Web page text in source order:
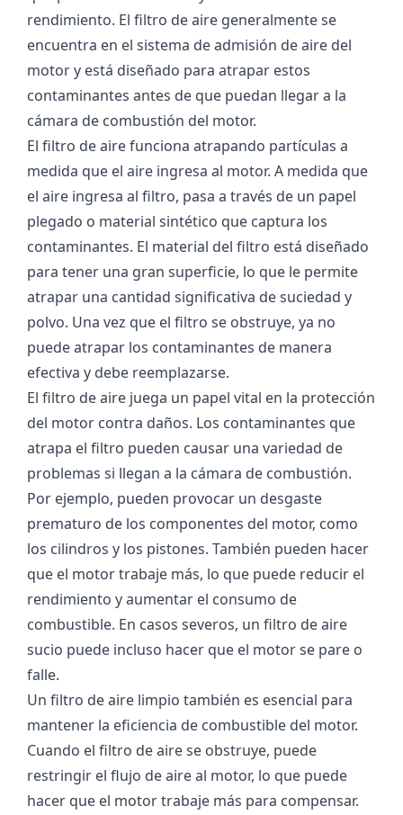
rendimiento. El filtro de aire generalmente se
encuentra en el sistema de admisión de aire del
motor y está diseñado para atrapar estos
contaminantes antes de que puedan llegar a la
cámara de combustión del motor.
El filtro de aire funciona atrapando partículas a
medida que el aire ingresa al motor. A medida que
el aire ingresa al filtro, pasa a través de un papel
plegado o material sintético que captura los
contaminantes. El material del filtro está diseñado
para tener una gran superficie, lo que le permite
atrapar una cantidad significativa de suciedad y
polvo. Una vez que el filtro se obstruye, ya no
puede atrapar los contaminantes de manera
efectiva y debe reemplazarse.
El filtro de aire juega un papel vital en la protección
del motor contra daños. Los contaminantes que
atrapa el filtro pueden causar una variedad de
problemas si llegan a la cámara de combustión.
Por ejemplo, pueden provocar un desgaste
prematuro de los componentes del motor, como
los cilindros y los pistones. También pueden hacer
que el motor trabaje más, lo que puede reducir el
rendimiento y aumentar el consumo de
combustible. En casos severos, un filtro de aire
sucio puede incluso hacer que el motor se pare o
falle.
Un filtro de aire limpio también es esencial para
mantener la eficiencia de combustible del motor.
Cuando el filtro de aire se obstruye, puede
restringir el flujo de aire al motor, lo que puede
hacer que el motor trabaje más para compensar.